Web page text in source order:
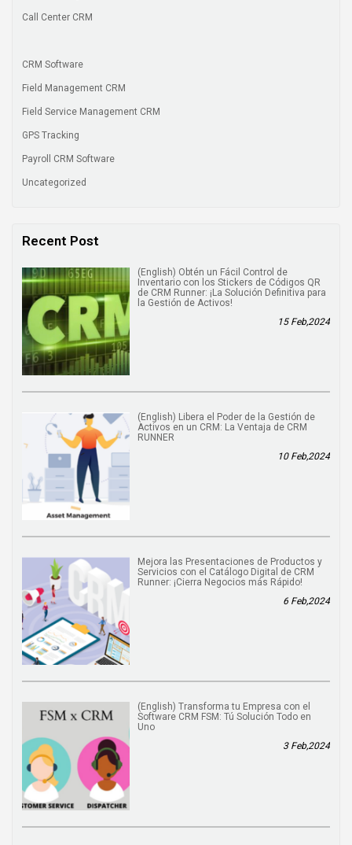
Call Center CRM
CRM Software
Field Management CRM
Field Service Management CRM
GPS Tracking
Payroll CRM Software
Uncategorized
Recent Post
(English) Obtén un Fácil Control de
Inventario con los Stickers de Códigos QR
de CRM Runner: ¡La Solución Definitiva para
la Gestión de Activos!
15 Feb,2024
(English) Libera el Poder de la Gestión de
Activos en un CRM: La Ventaja de CRM
RUNNER
10 Feb,2024
Mejora las Presentaciones de Productos y
Servicios con el Catálogo Digital de CRM
Runner: ¡Cierra Negocios más Rápido!
6 Feb,2024
(English) Transforma tu Empresa con el
Software CRM FSM: Tú Solución Todo en
Uno
3 Feb,2024